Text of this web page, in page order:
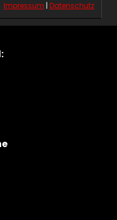
Impressum | Datenschutz